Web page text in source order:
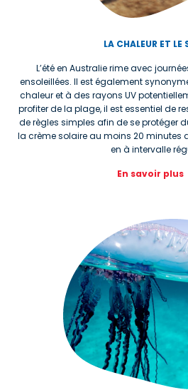
LA CHALEUR ET LE
L’été en Australie rime avec
ensoleillées. Il est également
chaleur et à des rayons UV
profiter de la plage, il est essentiel de
de règles simples afin de se protéger
la crème solaire au moins 20 minutes
en à intervalle
En savoir plus